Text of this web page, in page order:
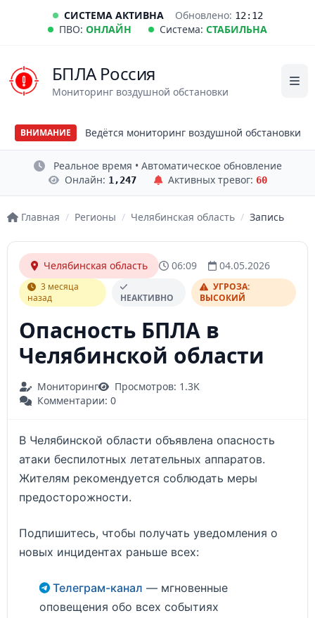
СИСТЕМА АКТИВНА Обновлено: 12:12
ПВО: ОНЛАЙН Система: СТАБИЛЬНА
БПЛА Россия
Мониторинг воздушной обстановки
ВНИМАНИЕ Ведётся мониторинг воздушной обстановки
Реальное время • Автоматическое обновление
Онлайн: 1,247 Активных тревог: 60
Главная / Регионы / Челябинская область / Запись
Челябинская область 06:09 04.05.2026
3 месяца
назад
НЕАКТИВНО
УГРОЗА:
ВЫСОКИЙ
Опасность БПЛА в
Челябинской области
Мониторинг
Просмотров: 1.3K
Комментарии: 0
В Челябинской области объявлена опасность
атаки беспилотных летательных аппаратов.
Жителям рекомендуется соблюдать меры
предосторожности.
Подпишитесь, чтобы получать уведомления о
новых инцидентах раньше всех:
Телеграм-канал — мгновенные
оповещения обо всех событиях